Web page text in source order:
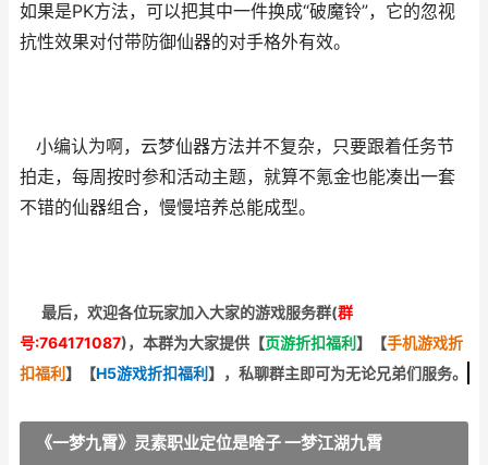
如果是PK方法，可以把其中一件换成“破魔铃”，它的忽视
抗性效果对付带防御仙器的对手格外有效。
小编认为啊，云梦仙器方法并不复杂，只要跟着任务节
拍走，每周按时参和活动主题，就算不氪金也能凑出一套
不错的仙器组合，慢慢培养总能成型。
最后，欢迎各位玩家加入大家的游戏服务群(群
号:764171087)，本群为大家提供【页游折扣福利 】 【手机游戏折
扣福利 】 【H5游戏折扣福利 】 ，私聊群主即可为无论兄弟们服务。
《一梦九霄》灵素职业定位是啥子 一梦江湖九霄